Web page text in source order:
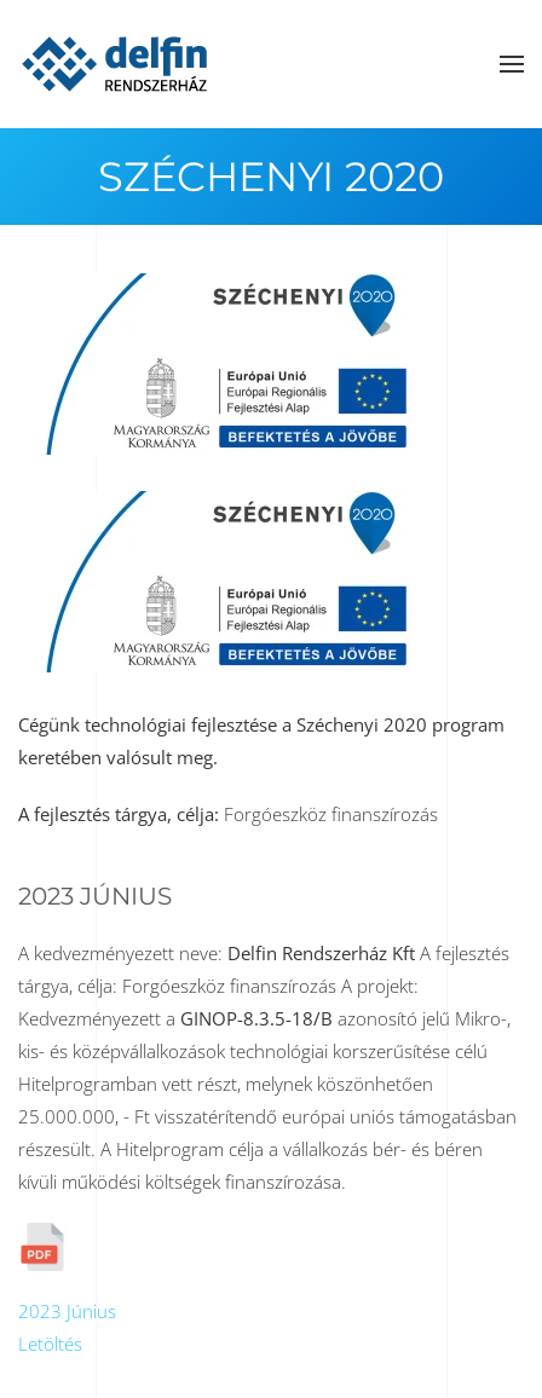
Skip to main content
SZÉCHENYI 2020
Cégünk technológiai fejlesztése a Széchenyi 2020 program
keretében valósult meg.
A fejlesztés tárgya, célja: Forgóeszköz finanszírozás
2023 JÚNIUS
A kedvezményezett neve: Delfin Rendszerház Kft A fejlesztés
tárgya, célja: Forgóeszköz finanszírozás A projekt:
Kedvezményezett a GINOP-8.3.5-18/B azonosító jelű Mikro-,
kis- és középvállalkozások technológiai korszerűsítése célú
Hitelprogramban vett részt, melynek köszönhetően
25.000.000, - Ft visszatérítendő európai uniós támogatásban
részesült. A Hitelprogram célja a vállalkozás bér- és béren
kívüli működési költségek finanszírozása.
2023 Június
Letöltés